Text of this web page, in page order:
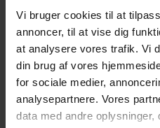
Vi bruger cookies til at
annoncer, til at vise dig
at analysere vores trafik. Vi
din brug af vores
for sociale medier,
analysepartnere. Vores
data med andre
Platforms,
Inc.
af
på
ID,